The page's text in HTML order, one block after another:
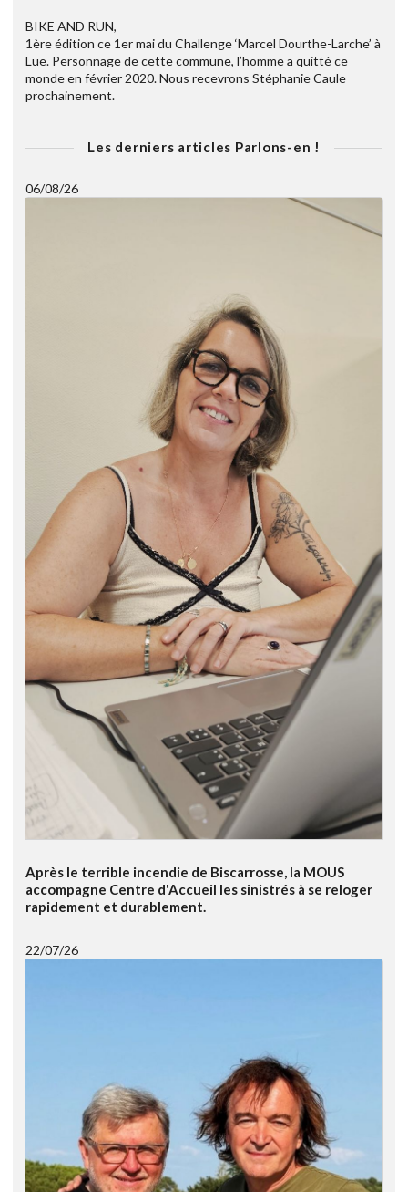
BIKE AND RUN,
1ère édition ce 1er mai du Challenge ‘Marcel Dourthe-Larche’ à
Luë. Personnage de cette commune, l’homme a quitté ce
monde en février 2020. Nous recevrons Stéphanie Caule
prochainement.
Les derniers articles Parlons-en !
06/08/26
Après le terrible incendie de Biscarrosse, la MOUS
accompagne Centre d'Accueil les sinistrés à se reloger
rapidement et durablement.
22/07/26